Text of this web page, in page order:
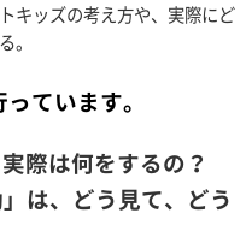
キッズの考え方や、実際にど
。
ています。
際は何をするの？
は、どう見て、どう